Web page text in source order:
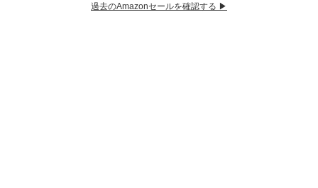
過去のAmazonセールを確認する ▶︎